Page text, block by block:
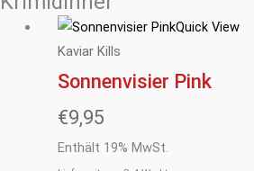
Quick View
Kaviar Kills
Sonnenvisier Pink
€9,95
Enthält 19% MwSt.